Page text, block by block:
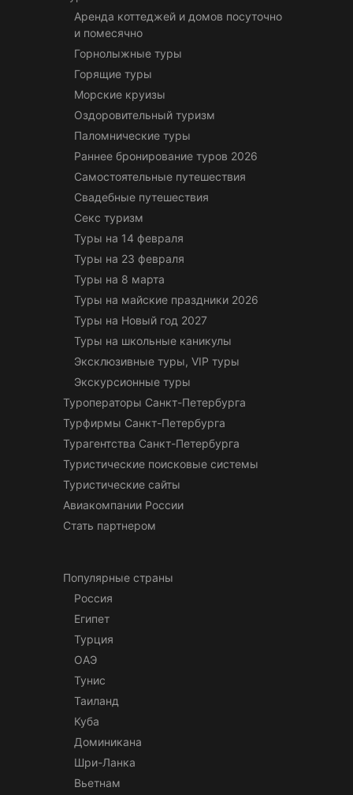
Аренда коттеджей и домов посуточно
и помесячно
Горнолыжные туры
Горящие туры
Морские круизы
Оздоровительный туризм
Паломнические туры
Раннее бронирование туров 2026
Самостоятельные путешествия
Свадебные путешествия
Секс туризм
Туры на 14 февраля
Туры на 23 февраля
Туры на 8 марта
Туры на майские праздники 2026
Туры на Новый год 2027
Туры на школьные каникулы
Эксклюзивные туры, VIP туры
Экскурсионные туры
Туроператоры Санкт-Петербурга
Турфирмы Санкт-Петербурга
Турагентства Санкт-Петербурга
Туристические поисковые системы
Туристические сайты
Авиакомпании России
Стать партнером
Популярные страны
Россия
Египет
Турция
ОАЭ
Тунис
Таиланд
Куба
Доминикана
Шри-Ланка
Вьетнам